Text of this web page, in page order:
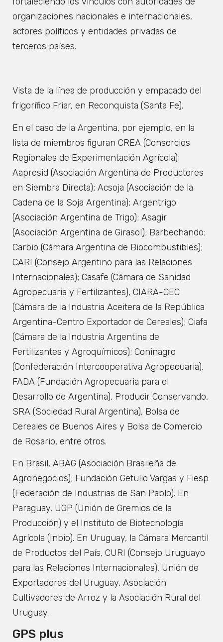
organizaciones nacionales e internacionales,
actores políticos y entidades privadas de
terceros países.
Vista de la línea de producción y empacado del
frigorífico Friar, en Reconquista (Santa Fe).
En el caso de la Argentina, por ejemplo, en la
lista de miembros figuran CREA (Consorcios
Regionales de Experimentación Agrícola);
Aapresid (Asociación Argentina de Productores
en Siembra Directa); Acsoja (Asociación de la
Cadena de la Soja Argentina); Argentrigo
(Asociación Argentina de Trigo); Asagir
(Asociación Argentina de Girasol); Barbechando;
Carbio (Cámara Argentina de Biocombustibles);
CARI (Consejo Argentino para las Relaciones
Internacionales); Casafe (Cámara de Sanidad
Agropecuaria y Fertilizantes), CIARA-CEC
(Cámara de la Industria Aceitera de la República
Argentina-Centro Exportador de Cereales); Ciafa
(Cámara de la Industria Argentina de
Fertilizantes y Agroquímicos); Coninagro
(Confederación Intercooperativa Agropecuaria),
FADA (Fundación Agropecuaria para el
Desarrollo de Argentina), Producir Conservando,
SRA (Sociedad Rural Argentina), Bolsa de
Cereales de Buenos Aires y Bolsa de Comercio
de Rosario, entre otros.
En Brasil, ABAG (Asociación Brasileña de
Agronegocios); Fundación Getulio Vargas y Fiesp
(Federación de Industrias de San Pablo). En
Paraguay, UGP (Unión de Gremios de la
Producción) y el Instituto de Biotecnología
Agrícola (Inbio). En Uruguay, la Cámara Mercantil
de Productos del País, CURI (Consejo Uruguayo
para las Relaciones Internacionales), Unión de
Exportadores del Uruguay, Asociación
Cultivadores de Arroz y la Asociación Rural del
Uruguay.
GPS plus